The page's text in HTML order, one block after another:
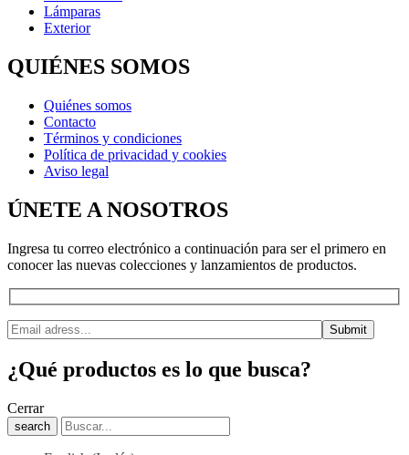
Lámparas
Exterior
QUIÉNES SOMOS
Quiénes somos
Contacto
Términos y condiciones
Política de privacidad y cookies
Aviso legal
ÚNETE A NOSOTROS
Ingresa tu correo electrónico a continuación para ser el primero en
conocer las nuevas colecciones y lanzamientos de productos.
¿Qué productos es lo que busca?
Cerrar
search